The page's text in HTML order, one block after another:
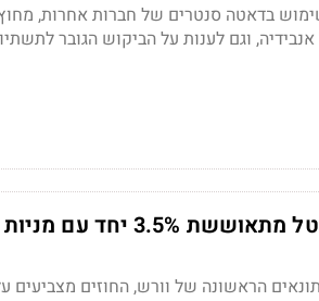
וול סטריט דרוכה לקראת הריבית; אינטל מתאוששת 3.5% יחד עם מניות
הראשונה של וורש, החוזים מצביעים